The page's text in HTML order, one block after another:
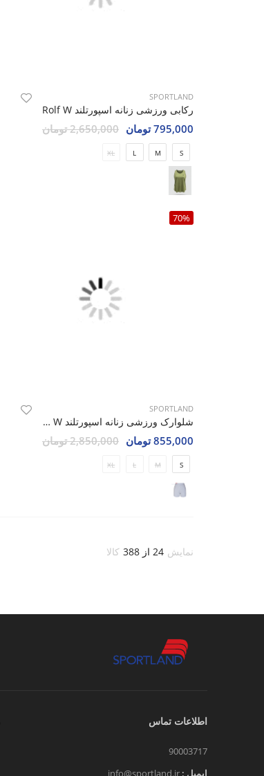
SPORTLAND
رکابی ورزشی زنانه اسپورتلند Rolf W
795,000 تومان 2,650,000 تومان
S
M
L
XL
70%
SPORTLAND
شلوارک ورزشی زنانه اسپورتلند Ipeak W
855,000 تومان 2,850,000 تومان
S
M
L
XL
نمایش 24 از 388 کالا
اطلاعات تماس
90003717
ایمیل : info@sportland.ir